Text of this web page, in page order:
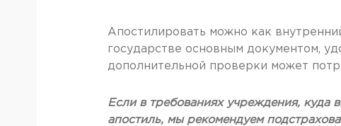
Апостилировать можно как
государстве основным документом,
дополнительной проверки может
Если в требованиях учреждения, куда
апостиль, мы рекомендуем